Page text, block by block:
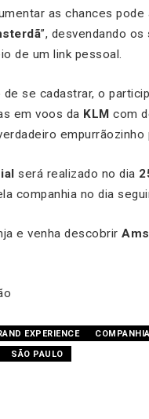
as chances
”, desvendando
de um link pessoal.
de se cadastrar, o
em voos da KLM com
será realizado no dia
companhia no dia
e venha descobrir
EXPERIENCE
SÃO PAULO